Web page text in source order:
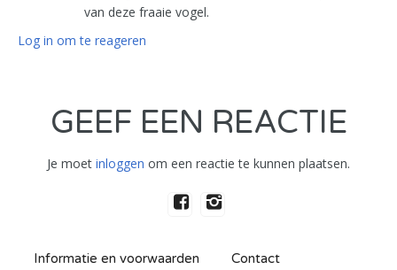
van deze fraaie vogel.
Log in om te reageren
GEEF EEN REACTIE
Je moet inloggen om een reactie te kunnen plaatsen.
Informatie en voorwaarden Contact